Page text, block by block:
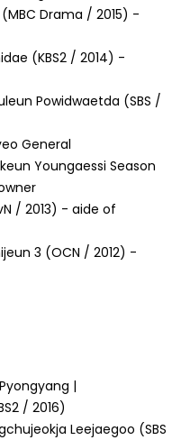
Drama / 2015) -
(KBS2 / 2014) -
Powidwaetda (SBS /
General
Youngaessi Season
/ 2013) - aide of
3 (OCN / 2012) -
|
/ 2016)
Leejaegoo (SBS